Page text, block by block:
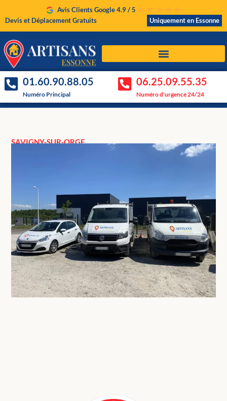
Avis Clients Google 4.9 / 5
Devis et Déplacement Gratuits
Uniquement en Essonne
01.60.90.88.05
Numéro Principal
06.25.09.55.35
Numéro d'urgence 24/24
SAVIGNY-SUR-ORGE
Artisans Disponibles à
interviennent régulièrement à Savigny-sur-Orge.
Voir nos tarifs